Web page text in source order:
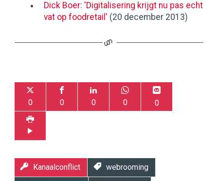
Dick Boer: 'Digitalisering krijgt nu pas echt
vat op foodretail' (20 december 2013)
0 0 0 0 0
Kanaalconflict webrooming